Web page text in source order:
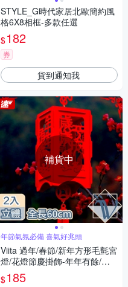
STYLE_G時代家居北歐簡約風
格6X8相框-多款任選
$182
券
貨到通知我
補貨中
年節氣氛必備 喜氣好兆頭
Viita 過年/春節/新年方形毛氈宮
燈/花燈節慶掛飾-年年有餘/二
入
$185